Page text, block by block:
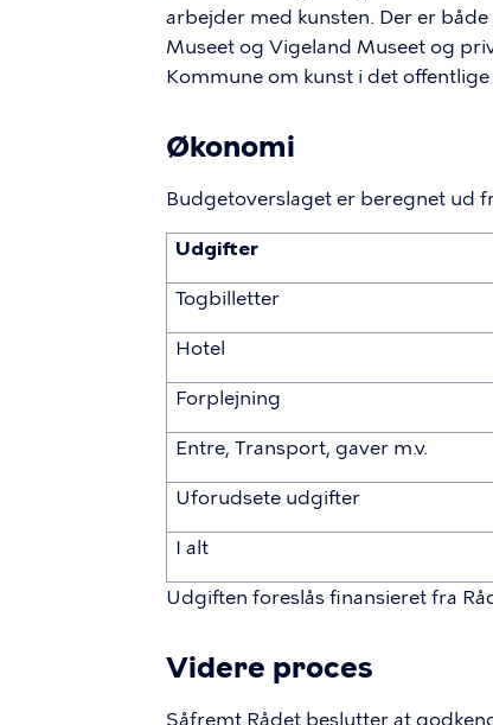
arbejder med kunsten. Der er
Museet og Vigeland Museet og
Kommune om kunst i det
Økonomi
Budgetoverslaget er beregnet ud
Udgifter
Togbilletter
Hotel
Forplejning
Entre, Transport, gaver m.v.
Uforudsete udgifter
I alt
Udgiften foreslås finansieret fra
Videre proces
Såfremt Rådet beslutter at